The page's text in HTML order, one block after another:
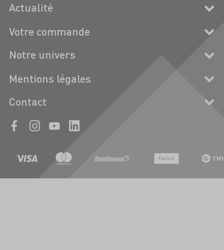
Actualité
Votre commande
Notre univers
Mentions légales
Contact